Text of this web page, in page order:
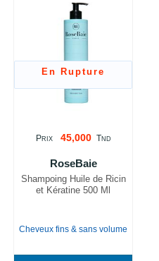
En Rupture
PRIX 45,000 TND
RoseBaie
Shampoing Huile de Ricin
et Kératine 500 Ml
Cheveux fins & sans volume